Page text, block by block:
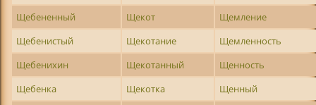
Щебененный
Щекот
Щемление
Щебенистый
Щекотание
Щемленность
Щебенихин
Щекотанный
Щенность
Щебенка
Щекотка
Щенный